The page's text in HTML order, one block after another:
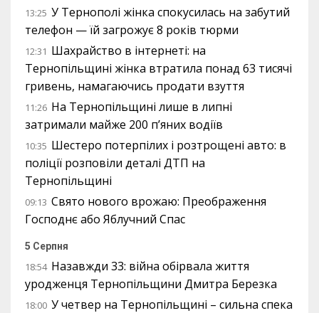
13:25 У Тернополі жінка спокусилась на забутий
телефон — їй загрожує 8 років тюрми
12:31 Шахрайство в інтернеті: на
Тернопільщині жінка втратила понад 63 тисячі
гривень, намагаючись продати взуття
11:26 На Тернопільщині лише в липні
затримали майже 200 п’яних водіїв
10:35 Шестеро потерпілих і розтрощені авто: в
поліції розповіли деталі ДТП на
Тернопільщині
09:13 Свято нового врожаю: Преображення
Господнє або Яблучний Спас
5 Серпня
18:54 Назавжди 33: війна обірвала життя
уродженця Тернопільщини Дмитра Березка
18:00 У четвер на Тернопільщині – сильна спека